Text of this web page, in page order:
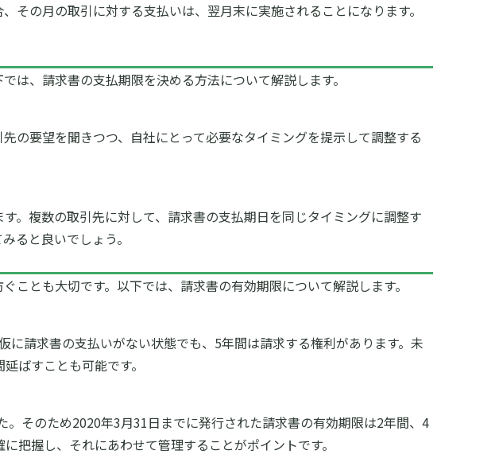
の月の取引に対する支払いは、翌月末に実施されることになります。
では、請求書の支払期限を決める方法について解説します。
の要望を聞きつつ、自社にとって必要なタイミングを提示して調整する
。複数の取引先に対して、請求書の支払期日を同じタイミングに調整す
ると良いでしょう。
ことも大切です。 以下では、請求書の有効期限について解説します。
請求書の支払いがない状態でも、5年間は請求する権利があります。 未
ばすことも可能です。
そのため2020年3月31日までに発行された請求書の有効期限は2年間、4
把握し、それにあわせて管理することがポイントです。